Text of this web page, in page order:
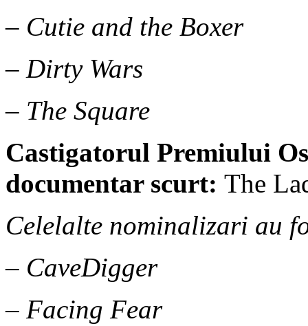
– Cutie and the Boxer
– Dirty Wars
– The Square
Castigatorul Premiului
documentar scurt: The
Celelalte nominalizari au
– CaveDigger
– Facing Fear